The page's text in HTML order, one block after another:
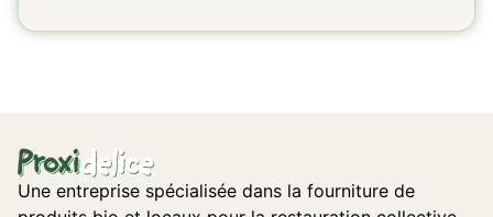
Une entreprise spécialisée dans la fourniture de